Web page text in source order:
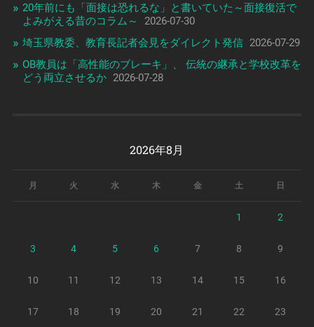
20年前にも「面接は恐れるな」と書いていた～面接復活で
よみがえる昔のコラム～
2026-07-30
埼玉県教委、教育長記者会見をダイレクト発信 2026-07-29
OB教員は「高性能のブレーキ」、 伝統の継承と学校改革を
どう両立させるか 2026-07-28
2026年8月
月 火 水 木 金 土 日
1 2
3 4 5 6 7 8 9
10 11 12 13 14 15 16
17 18 19 20 21 22 23